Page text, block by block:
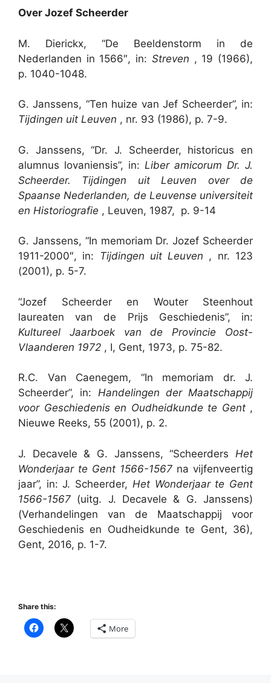
Over Jozef Scheerder
M. Dierickx, “De Beeldenstorm in de
Nederlanden in 1566″, in: Streven , 19 (1966),
p. 1040-1048.
G. Janssens, “Ten huize van Jef Scheerder”, in:
Tijdingen uit Leuven , nr. 93 (1986), p. 7-9.
G. Janssens, “Dr. J. Scheerder, historicus en
alumnus lovaniensis”, in: Liber amicorum Dr. J.
Scheerder. Tijdingen uit Leuven over de
Spaanse Nederlanden, de Leuvense universiteit
en Historiografie , Leuven, 1987, p. 9-14
G. Janssens, “In memoriam Dr. Jozef Scheerder
1911-2000″, in:
Tijdingen uit Leuven , nr. 123
(2001), p. 5-7.
“Jozef Scheerder en Wouter Steenhout
laureaten van de Prijs Geschiedenis”, in:
Kultureel Jaarboek van de Provincie Oost-
Vlaanderen 1972 , I, Gent, 1973, p. 75-82.
R.C. Van Caenegem, “In memoriam dr. J.
Scheerder”, in: Handelingen der Maatschappij
voor Geschiedenis en Oudheidkunde te Gent ,
Nieuwe Reeks, 55 (2001), p. 2.
J. Decavele & G. Janssens, “Scheerders Het
Wonderjaar te Gent 1566-1567 na vijfenveertig
jaar”, in: J. Scheerder, Het Wonderjaar te Gent
1566-1567 (uitg. J. Decavele & G. Janssens)
(Verhandelingen van de Maatschappij voor
Geschiedenis en Oudheidkunde te Gent, 36),
Gent, 2016, p. 1-7.
Share this:
More